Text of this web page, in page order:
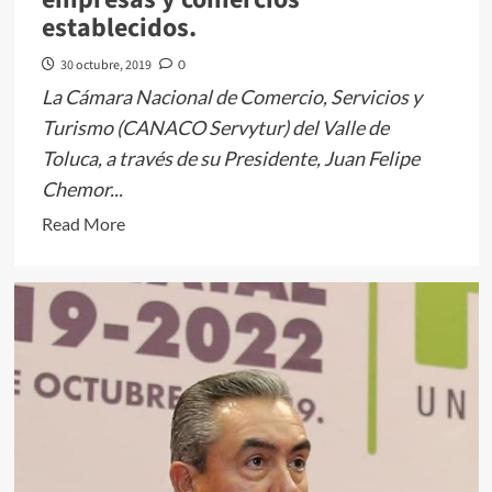
establecidos.
30 octubre, 2019 0
La Cámara Nacional de Comercio, Servicios y
Turismo (CANACO Servytur) del Valle de
Toluca, a través de su Presidente, Juan Felipe
Chemor...
Read MoreRead
about
En
Toluca
se
celebrará
novena
edición